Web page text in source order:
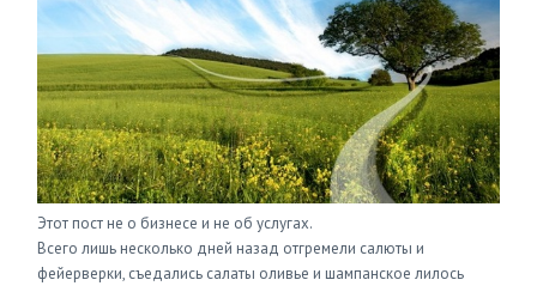
Этот пост не о бизнесе и не об услугах.
Всего лишь несколько дней назад отгремели салюты и
фейерверки, съедались салаты оливье и шампанское лилось